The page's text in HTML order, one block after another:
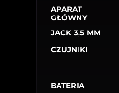
APARAT
GŁÓWNY
JACK 3,5 MM
CZUJNIKI
BATERIA